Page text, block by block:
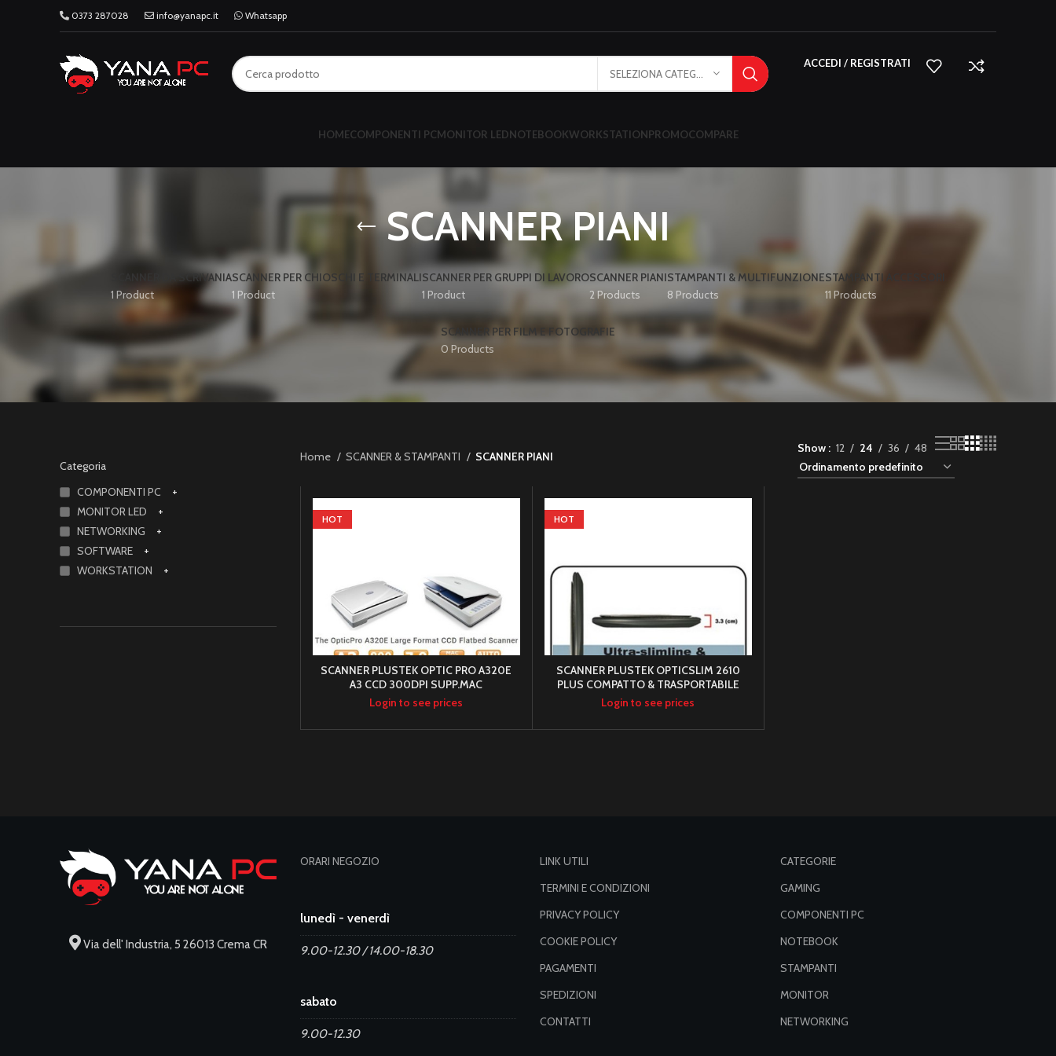
0373 287028 info@yanapc.it Whatsapp
ACCEDI / REGISTRATI
HOMECOMPONENTI PCMONITOR LEDNOTEBOOKWORKSTATIONPROMOCOMPARE
SCANNER PIANI
SCANNER DA SCRIVANIA
1 Product
SCANNER PER CHIOSCHI E TERMINALI
1 Product
SCANNER PER GRUPPI DI LAVORO
1 Product
SCANNER PIANI
2 Products
STAMPANTI & MULTIFUNZIONE
8 Products
STAMPANTI ACCESSORI
11 Products
SCANNER PER FILM E FOTOGRAFIE
0 Products
Categoria
COMPONENTI PC
+
MONITOR LED
+
NETWORKING
+
SOFTWARE
+
WORKSTATION
+
Home SCANNER & STAMPANTI SCANNER PIANI
Show 12 24 36 48
HOT
SCANNER PLUSTEK OPTIC PRO A320E
A3 CCD 300DPI SUPP.MAC
Login to see prices
HOT
SCANNER PLUSTEK OPTICSLIM 2610
PLUS COMPATTO & TRASPORTABILE
Login to see prices
Via dell' Industria, 5 26013 Crema CR
ORARI NEGOZIO
lunedì - venerdì
9.00-12.30 / 14.00-18.30
sabato
9.00-12.30
LINK UTILI
TERMINI E CONDIZIONI
PRIVACY POLICY
COOKIE POLICY
PAGAMENTI
SPEDIZIONI
CONTATTI
CATEGORIE
GAMING
COMPONENTI PC
NOTEBOOK
STAMPANTI
MONITOR
NETWORKING